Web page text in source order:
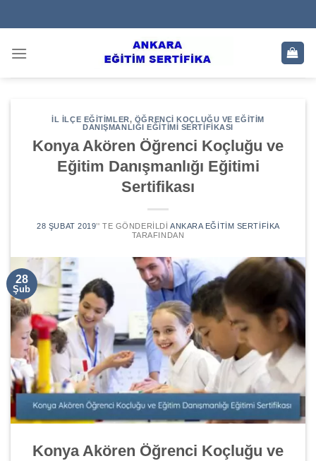
to
İL İLÇE EĞITIMLER, ÖĞRENCI KOÇLUĞU VE EĞITIM
DANIŞMANLIĞI EĞITIMI SERTIFIKASI
Konya Akören Öğrenci Koçluğu ve
Eğitim Danışmanlığı Eğitimi
Sertifikası
28 ŞUBAT 2019’' TE GÖNDERILDI ANKARA EĞITIM SERTIFIKA
TARAFINDAN
28
Şub
Konya Akören Öğrenci Koçluğu ve